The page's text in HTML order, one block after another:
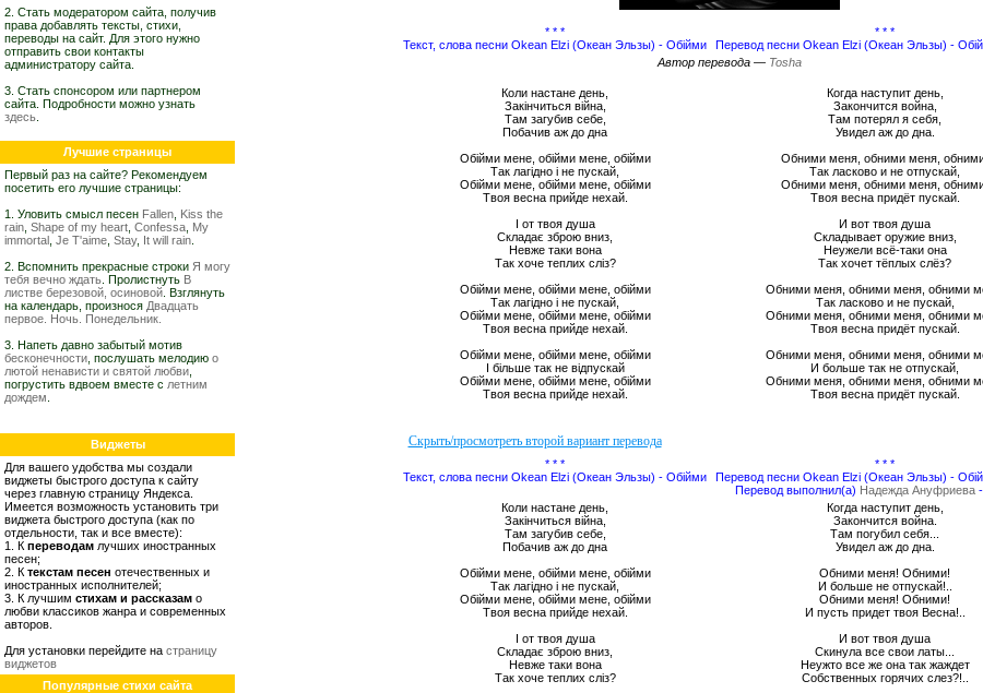
2. Стать модератором сайта, получив
права добавлять тексты, стихи,
переводы на сайт. Для этого нужно
отправить свои контакты
администратору сайта.
3. Стать спонсором или партнером
сайта. Подробности можно узнать
здесь
Лучшие страницы
Первый раз на сайте? Рекомендуем
посетить его лучшие страницы:
1. Уловить смысл песен Fallen Kiss the
rain Shape of my heart Confessa My
immortal Je T'aime Stay, It will rain
2. Вспомнить прекрасные строки Я могу
тебя вечно ждать . Пролистнуть В
листве березовой, осиновой . Взглянуть
на календарь, произнося Двадцать
первое. Ночь. Понедельник.
3. Напеть давно забытый мотив
бесконечности , послушать мелодию о
лютой ненависти и святой любви
погрустить вдвоем вместе с летним
дождем
Виджеты
Для вашего удобства мы создали
виджеты быстрого доступа к сайту
через главную страницу Яндекса.
Имеется возможность установить три
виджета быстрого доступа (как по
отдельности, так и все вместе):
1. К переводам лучших иностранных
песен;
2. К текстам песен отечественных и
иностранных исполнителей;
3. К лучшим стихам и рассказам о
любви классиков жанра и современных
авторов.
Для установки перейдите на страницу
виджетов
Популярные стихи сайта
* * *
Текст, слова песни Okean Elzi (Океан Эльзы) - Обійми
* * *
Перевод песни Okean Elzi (Океан Эльзы) -
Автор перевода — Tosha
Коли настане день,
Закінчиться війна,
Там загубив себе,
Побачив аж до дна
Обійми мене, обійми мене, обійми
Так лагідно і не пускай,
Обійми мене, обійми мене, обійми
Твоя весна прийде нехай.
І от твоя душа
Складає зброю вниз,
Невже таки вона
Так хоче теплих сліз?
Обійми мене, обійми мене, обійми
Так лагідно і не пускай,
Обійми мене, обійми мене, обійми
Твоя весна прийде нехай.
Обійми мене, обійми мене, обійми
І більше так не відпускай
Обійми мене, обійми мене, обійми
Твоя весна прийде нехай.
Когда наступит день,
Закончится война,
Там потерял я себя,
Увидел аж до дна.
Обними меня, обними меня,
Так ласково и не отпускай,
Обними меня, обними меня,
Твоя весна придёт пускай.
И вот твоя душа
Складывает оружие вниз,
Неужели всё-таки она
Так хочет тёплых слёз?
Обними меня, обними меня, обними
Так ласково и не пускай,
Обними меня, обними меня, обними
Твоя весна придёт пускай.
Обними меня, обними меня, обними
И больше так не отпускай,
Обними меня, обними меня, обними
Твоя весна придёт пускай.
* * *
Текст, слова песни Okean Elzi (Океан Эльзы) - Обійми
* * *
Перевод песни Okean Elzi (Океан Эльзы) -
Перевод выполнил(а) Надежда Ануфриева-
Коли настане день,
Закінчиться війна,
Там загубив себе,
Побачив аж до дна
Обійми мене, обійми мене, обійми
Так лагідно і не пускай,
Обійми мене, обійми мене, обійми
Твоя весна прийде нехай.
І от твоя душа
Складає зброю вниз,
Невже таки вона
Так хоче теплих сліз?
Когда наступит день,
Закончится война.
Там погубил себя...
Увидел аж до дна.
Обними меня! Обними!
И больше не отпускай!..
Обними меня! Обними!
И пусть придет твоя Весна!..
И вот твоя душа
Скинула все свои латы...
Неужто все же она так жаждет
Собственных горячих слез?!..